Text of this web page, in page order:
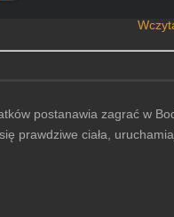
postanawia zagrać w
prawdziwe ciała,